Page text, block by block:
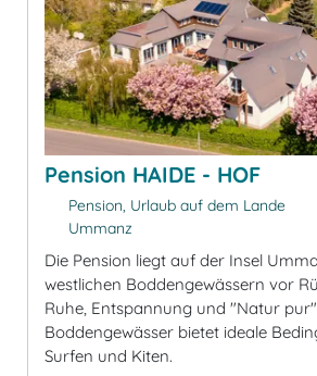
Pension HAIDE - HOF
Pension, Urlaub auf dem Lande
Ummanz
Die Pension liegt auf der Insel
westlichen Boddengewässern vor
Ruhe, Entspannung und "Natur
Boddengewässer bietet ideale
Surfen und Kiten.